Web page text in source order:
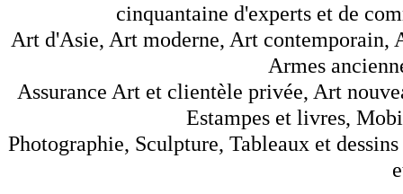
cinquantaine d'experts et de
Art d'Asie, Art moderne, Art contemporain,
Armes
Assurance Art et clientèle privée, Art
Estampes et livres,
Photographie, Sculpture, Tableaux et